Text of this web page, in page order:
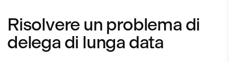
Risolvere un problema di
delega di lunga data